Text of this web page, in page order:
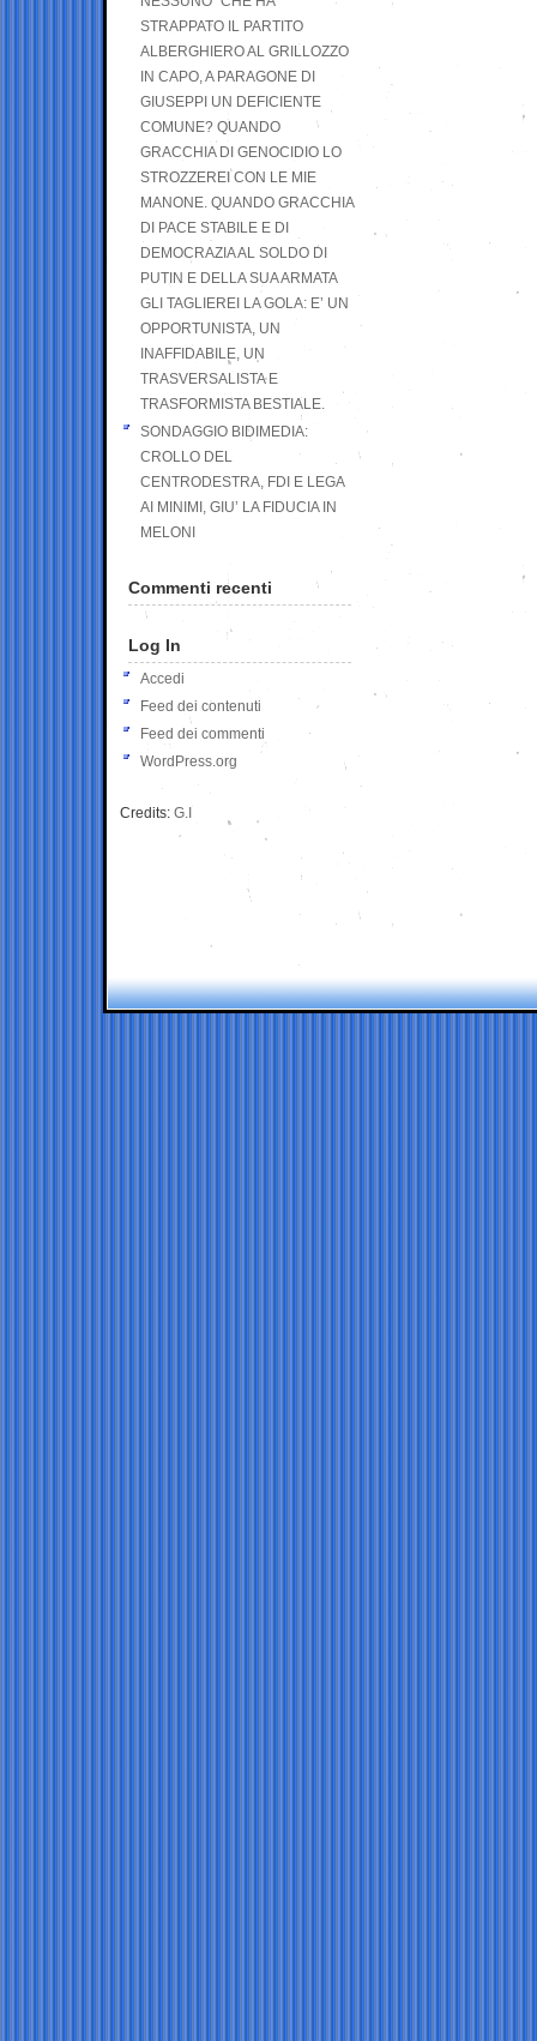
STRAPPATO IL PARTITO
ALBERGHIERO AL GRILLOZZO
IN CAPO, A PARAGONE DI
GIUSEPPI UN DEFICIENTE
COMUNE? QUANDO
GRACCHIA DI GENOCIDIO LO
STROZZEREI CON LE MIE
MANONE. QUANDO GRACCHIA
DI PACE STABILE E DI
DEMOCRAZIA AL SOLDO DI
PUTIN E DELLA SUA ARMATA
GLI TAGLIEREI LA GOLA: E’ UN
OPPORTUNISTA, UN
INAFFIDABILE, UN
TRASVERSALISTA E
TRASFORMISTA BESTIALE.
SONDAGGIO BIDIMEDIA:
CROLLO DEL
CENTRODESTRA, FDI E LEGA
AI MINIMI, GIU’ LA FIDUCIA IN
MELONI
Commenti recenti
Log In
Accedi
Feed dei contenuti
Feed dei commenti
WordPress.org
Credits: G.I